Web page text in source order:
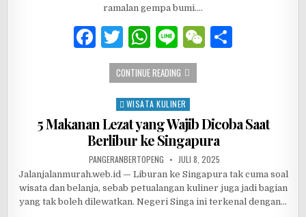
ramalan gempa bumi….
F
a
c
b
o
o
k
T
w
it
te
r
W
h
at
s
A
p
p
Li
n
e
W
at
CONTINUE READING RAMALAN GEMPA BUAT BANYAK
Posted in
WISATA KULINER
5 Makanan Lezat yang Wajib Dicoba Saat
Berlibur ke Singapura
AUTHOR:
PANGERANBERTOPENG PUBLISHED DATE:
JULI 8, 2025
Jalanjalanmurah.web.id — Liburan ke Singapura tak cuma soal
wisata dan belanja, sebab petualangan kuliner juga jadi bagian
yang tak boleh dilewatkan. Negeri Singa ini terkenal dengan…